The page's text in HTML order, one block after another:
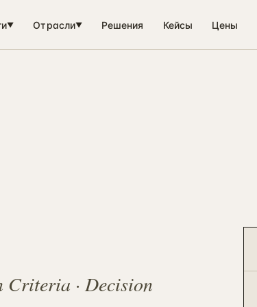
▼ Отрасли▼ Решения Кейсы Цены
Criteria · Decision